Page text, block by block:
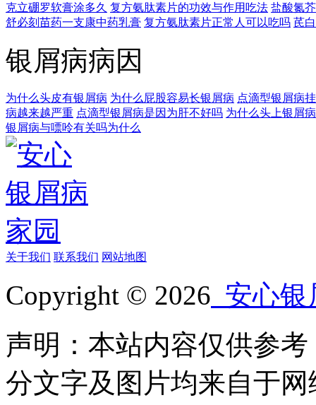
克立硼罗软膏涂多久 复方氨肽素片的功效与作用吃法 盐酸氮
舒必刻苗药一支康中药乳膏 复方氨肽素片正常人可以吃吗 芪
银屑病病因
为什么头皮有银屑病 为什么屁股容易长银屑病 点滴型银屑病
病越来越严重 点滴型银屑病是因为肝不好吗 为什么头上银屑
银屑病与嘌呤有关吗为什么
关于我们 联系我们 网站地图
Copyright © 2026 安心银
声明：本站内容仅供参
分文字及图片均来自于